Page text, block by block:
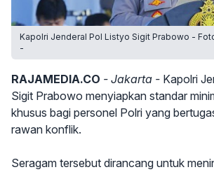
Kapolri Jenderal Pol Listyo Sigit Prabowo -
-
RAJAMEDIA.CO - Jakarta - Kapolri
Sigit Prabowo menyiapkan standar
khusus bagi personel Polri yang
rawan konflik.
Seragam tersebut dirancang untuk